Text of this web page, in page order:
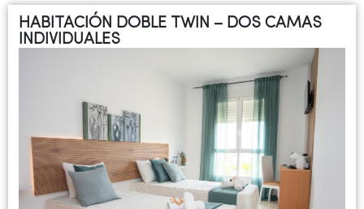
HABITACIÓN DOBLE TWIN – DOS CAMAS
INDIVIDUALES